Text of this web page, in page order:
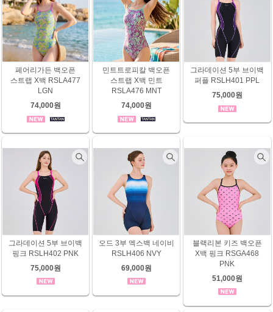
페어리가든 백오픈
스트랩 X백 RSLA477
LGN
74,000원
민트트로피칼 백오픈
스트랩 X백 민트
RSLA476 MNT
74,000원
그라데이션 5부 브이백
퍼플 RSLH401 PPL
75,000원
그라데이션 5부 브이백
핑크 RSLH402 PNK
75,000원
오드 3부 엑스백 네이비
RSLH406 NVY
69,000원
블랙리본 키즈 백오픈
X백 핑크 RSGA468
PNK
51,000원